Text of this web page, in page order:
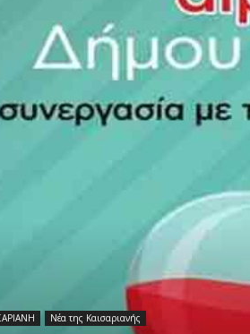
Νέα της Καισαριανής